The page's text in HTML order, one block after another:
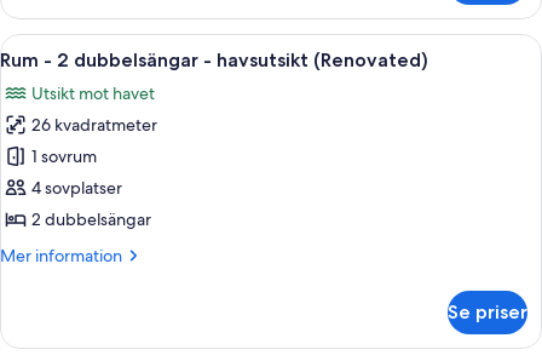
(Renovated)
-
kingsize-
-
torn
(Renovated)
Öppna
alla
foton
för
Rum
-
2
-
Ett hotellrum med två sängar, ett
7
Rum - 2 dubbelsängar - havsutsikt (Renovated)
Utsikt mot havet
26 kvadratmeter
1 sovrum
4 sovplatser
2 dubbelsängar
Mer information
Mer
-
Se priser